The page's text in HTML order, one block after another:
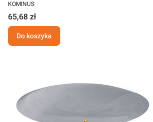
KOMINUS
65,68 zł
Do koszyka